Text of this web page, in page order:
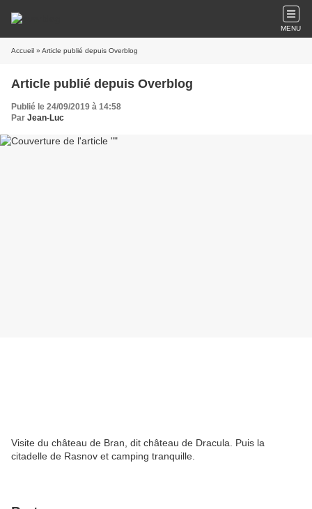
MENU
Accueil » Article publié depuis Overblog
Article publié depuis Overblog
Publié le 24/09/2019 à 14:58
Par Jean-Luc
Visite du château de Bran, dit château de Dracula. Puis la
citadelle de Rasnov et camping tranquille.